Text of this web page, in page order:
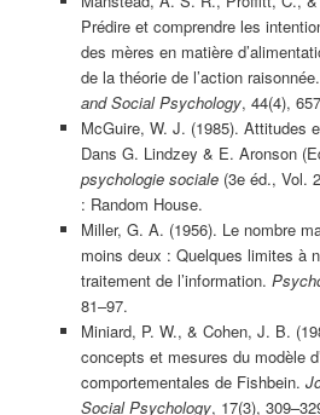
Prédire et comprendre les
des mères en matière
de la théorie de l’action raisonnée.
and Social Psychology, 44(4),
McGuire, W. J. (1985). Attitudes
Dans G. Lindzey & E. Aronson
psychologie sociale(3e éd., Vol.
: Random House.
Miller, G. A. (1956). Le nombre
moins deux : Quelques limites à
traitement de l’information.
81–97.
Miniard, P. W., & Cohen, J. B.
concepts et mesures du modèle
comportementales de Fishbein.
Social Psychology, 17(3),